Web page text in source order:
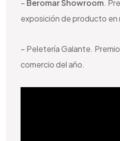
– Beromar Showroom.
exposición de producto en
– Peletería Galante.
comercio del año.